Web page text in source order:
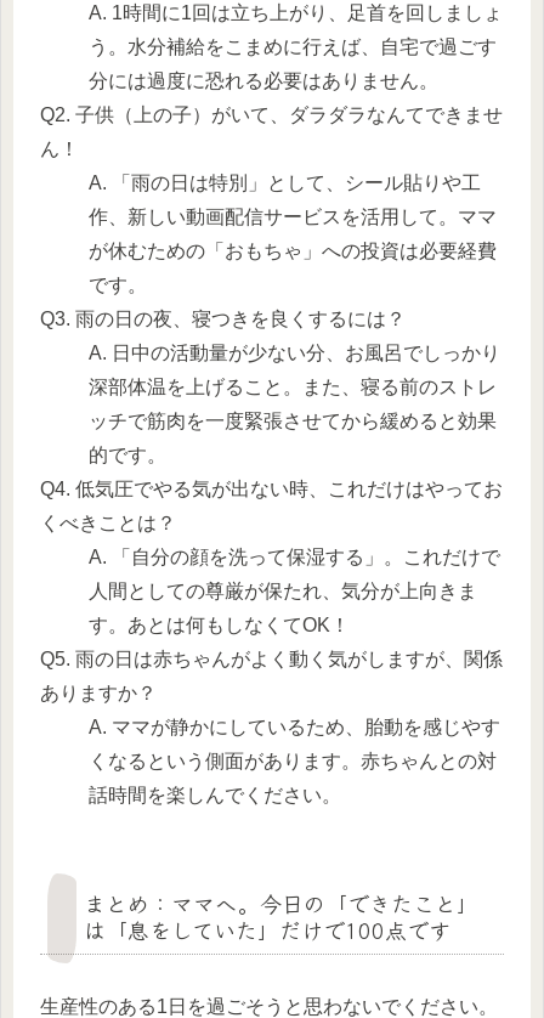
A. 1時間に1回は立ち上がり、足首を回しましょ
う。水分補給をこまめに行えば、自宅で過ごす
分には過度に恐れる必要はありません。
Q2. 子供（上の子）がいて、ダラダラなんてできませ
ん！
A. 「雨の日は特別」として、シール貼りや工
作、新しい動画配信サービスを活用して。ママ
が休むための「おもちゃ」への投資は必要経費
です。
Q3. 雨の日の夜、寝つきを良くするには？
A. 日中の活動量が少ない分、お風呂でしっかり
深部体温を上げること。また、寝る前のストレ
ッチで筋肉を一度緊張させてから緩めると効果
的です。
Q4. 低気圧でやる気が出ない時、これだけはやってお
くべきことは？
A. 「自分の顔を洗って保湿する」。これだけで
人間としての尊厳が保たれ、気分が上向きま
す。あとは何もしなくてOK！
Q5. 雨の日は赤ちゃんがよく動く気がしますが、関係
ありますか？
A. ママが静かにしているため、胎動を感じやす
くなるという側面があります。赤ちゃんとの対
話時間を楽しんでください。
まとめ：ママへ。今日の「できたこと」
は「息をしていた」だけで100点です
生産性のある1日を過ごそうと思わないでください。